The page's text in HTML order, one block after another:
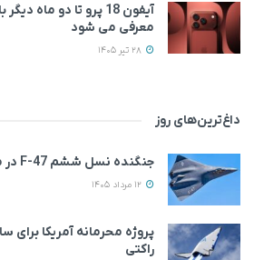
معرفی می‌ شود
داغ‌ترین‌های روز
جنگنده نسل ششم F-47 در مسیر نخستین پرواز
پروژه محرمانه آمریکا
راکتی